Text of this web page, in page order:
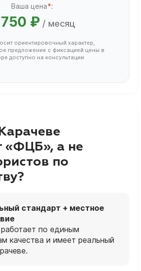
Ваша цена*:
₽ / месяц
ориентировочный характер,
предложение с фиксацией цены в
доступно на консультации
«ФЦБ», а не
по
стандарт + местное
по единым
качества и имеет реальный